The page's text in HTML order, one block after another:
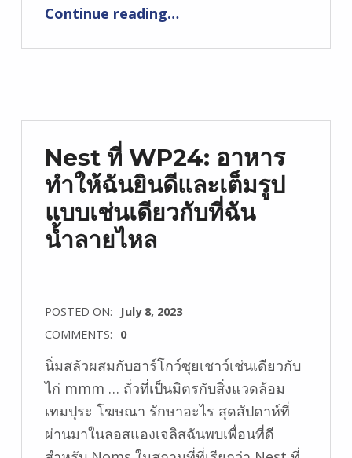
Continue reading“วัตถุ Mac ใหม่ของความรักที่มีความรักลิปกลอสชุดในเปลือยและสีแดงสีชมพูและพลัมและภาพเปลือยและปะการัง”
…
Nest ที่ WP24: อาหาร
ทำให้ฉันยินดีและเต็มรูป
แบบเช่นเดียวกับที่ฉัน
น้ำลายไหล
POSTED ON:
July 8, 2023
COMMENTS: 0
นิ่มสลัวผสมกับฮาร์โกว์ซุยเชาว์เช่นเดียวกับ
ไก่ mmm … ถั่วที่เป็นมิตรกับสิ่งแวดล้อม
เทมปุระ โฆษณา รักษาอะไร สุดสัปดาห์ที่
ผ่านมาในลอสแองเจลิสฉันพบเพื่อนที่ดี